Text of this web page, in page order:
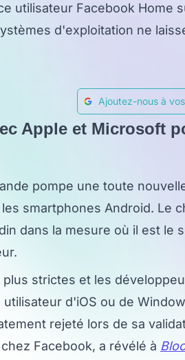
utilisateur Facebook Home
d'exploitation ne
Ajoutez-nous à
Apple et Microsoft
pompe une toute
smartphones Android. Le
dans la mesure où il est le
strictes et les
d'iOS ou de
rejeté lors de sa
Facebook, a révélé à